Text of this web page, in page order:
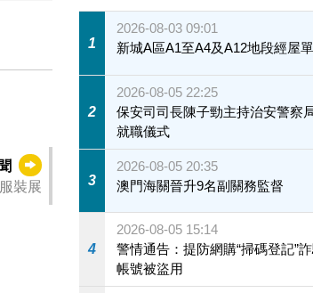
裝展
1
2026-08-03 09:01
新城A區A1至A4及A12地段經屋
2
2026-08-05 22:25
保安司司長陳子勁主持治安警察
就職儀式
3
2026-08-05 20:35
澳門海關晉升9名副關務監督
4
2026-08-05 15:14
警情通告：提防網購“掃碼登記”
帳號被盜用